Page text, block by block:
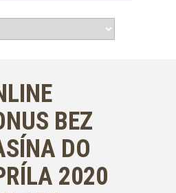
BEZ
DO
2020